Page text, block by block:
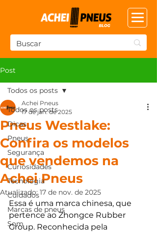
Post
Todos os posts
Dicas
Pneus
Segurança
Curiosidades
Tecnologia
Cuidados
Marcas de pneus
Som
Todos os posts
Pneus Westlake:
Confira os modelos
que vendemos na
Achei Pneus
Achei Pneus
17 de jan. de 2025
Atualizado:17 de nov. de 2025
Essa é uma marca chinesa, que
pertence ao Zhongce Rubber
Group. Reconhecida pela